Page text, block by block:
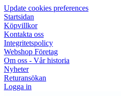
Update cookies preferences
Startsidan
Köpvillkor
Kontakta oss
Integritetspolicy
Webshop Företag
Om oss - Vår historia
Nyheter
Returansökan
Logga in